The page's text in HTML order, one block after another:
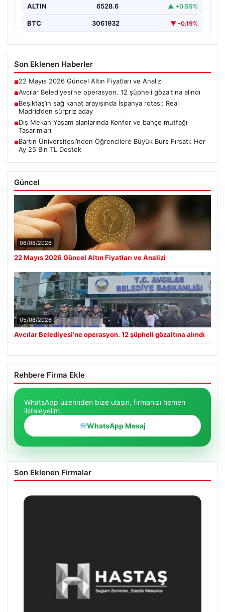
ALTIN 6528.6 ▲ +0.55%
BTC 3061932 ▼ -0.19%
Son Eklenen Haberler
■22 Mayıs 2026 Güncel Altın Fiyatları ve Analizi
■Avcılar Belediyesi’ne operasyon. 12 şüpheli gözaltına alındı
■Beşiktaş’ın sağ kanat arayışında İspanya rotası: Real
Madrid’den sürpriz aday
■Dış Mekan Yaşam alanlarında Konfor ve bahçe mutfağı
Tasarımları
■Bartın Üniversitesi’nden Öğrencilere Büyük Burs Fırsatı: Her
Ay 25 Bin TL Destek
Güncel
06/08/2026
22 Mayıs 2026 Güncel Altın Fiyatları ve Analizi
05/08/2026
Avcılar Belediyesi’ne operasyon. 12 şüpheli gözaltına alındı
Rehbere Firma Ekle
WhatsApp üzerinden bize ulaşın, firmanızı hemen
listeleyelim.
WhatsApp Mesaj
Son Eklenen Firmalar